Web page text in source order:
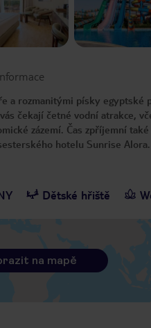
a rozmanitými písky egyptské
čekají četné vodní atrakce,
zázemí. Čas zpříjemní
hotelu Sunrise Alora.
Dětské hřiště
na mapě